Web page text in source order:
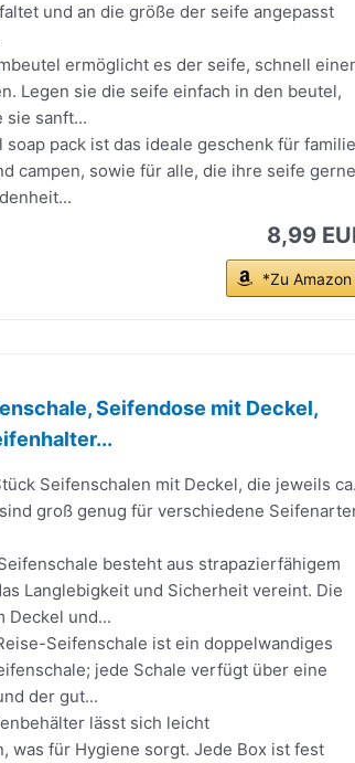
und an die größe der seife angepasst
ermöglicht es der seife, schnell
Legen sie die seife einfach in den beutel,
sie sanft...
soap pack ist das ideale geschenk für familie
campen, sowie für alle, die ihre seife gerne
8,99
*Zu Amazon
Seifendose mit Deckel,
Seifenschalen mit Deckel, die jeweils
groß genug für verschiedene
besteht aus strapazierfähigem
Langlebigkeit und Sicherheit vereint. Die
Deckel und...
Seifenschale ist ein doppelwandiges
jede Schale verfügt über eine
der gut...
lässt sich leicht
was für Hygiene sorgt. Jede Box ist fest